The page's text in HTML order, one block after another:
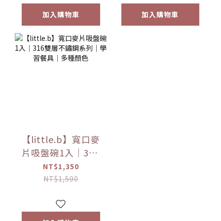
加入購物車 加入購物車
【little.b】寬口麥
片吸盤碗1入｜316
雙層不鏽鋼系列｜
學習餐具｜多種顏
NT$1,350
NT$1,500